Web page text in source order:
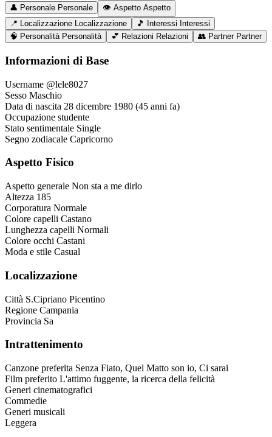
👤 Personale Personale 👁️ Aspetto Aspetto
📍 Localizzazione Localizzazione 🎵 Interessi Interessi
🧠 Personalità Personalità 💕 Relazioni Relazioni 👥 Partner Partner
Informazioni di Base
Username @lele8027
Sesso Maschio
Data di nascita 28 dicembre 1980 (45 anni fa)
Occupazione studente
Stato sentimentale Single
Segno zodiacale Capricorno
Aspetto Fisico
Aspetto generale Non sta a me dirlo
Altezza 185
Corporatura Normale
Colore capelli Castano
Lunghezza capelli Normali
Colore occhi Castani
Moda e stile Casual
Localizzazione
Città S.Cipriano Picentino
Regione Campania
Provincia Sa
Intrattenimento
Canzone preferita Senza Fiato, Quel Matto son io, Ci sarai
Film preferito L'attimo fuggente, la ricerca della felicità
Generi cinematografici
Commedie
Generi musicali
Leggera